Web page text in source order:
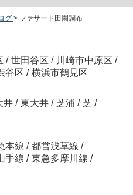
グ > ファサード田園調布
/ 世田谷区 / 川崎市中原区 /
谷区 / 横浜市鶴見区
井 / 東大井 / 芝浦 / 芝 /
本線 / 都営浅草線 /
手線 / 東急多摩川線 /